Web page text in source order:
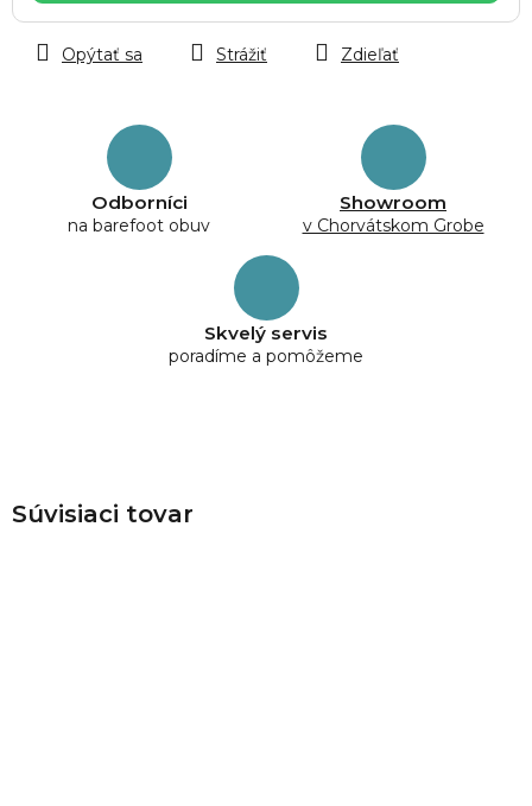
Odborníci
na barefoot obuv
Showroom
v Chorvátskom Grobe
Skvelý servis
poradíme a pomôžeme
Opýtať sa Strážiť Zdieľať
Súvisiaci tovar